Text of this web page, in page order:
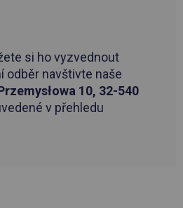
si ho vyzvednout
odběr navštivte naše
10, 32-540
v přehledu